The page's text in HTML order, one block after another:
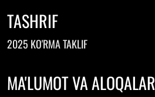
TASHRIF
2025 KO'RMA TAKLIF
MA'LUMOT VA ALOQALAR